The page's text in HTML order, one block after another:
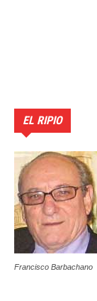
EL RIPIO
Francisco Barbachano